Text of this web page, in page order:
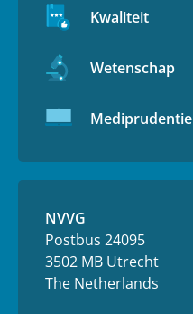
Kwaliteit
Wetenschap
Mediprudentie
NVVG
Postbus 24095
3502 MB Utrecht
The Netherlands